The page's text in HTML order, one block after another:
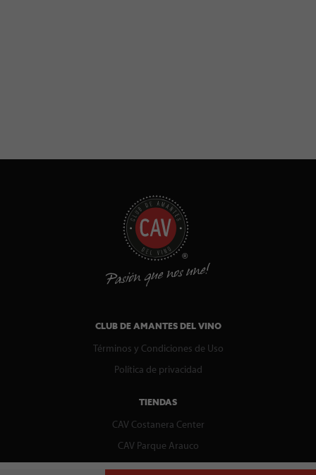
CLUB DE AMANTES DEL VINO
Términos y Condiciones de Uso
Política de privacidad
TIENDAS
CAV Costanera Center
CAV Parque Arauco